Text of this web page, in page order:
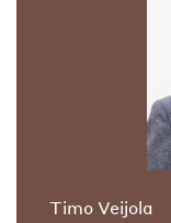
Timo Veijola